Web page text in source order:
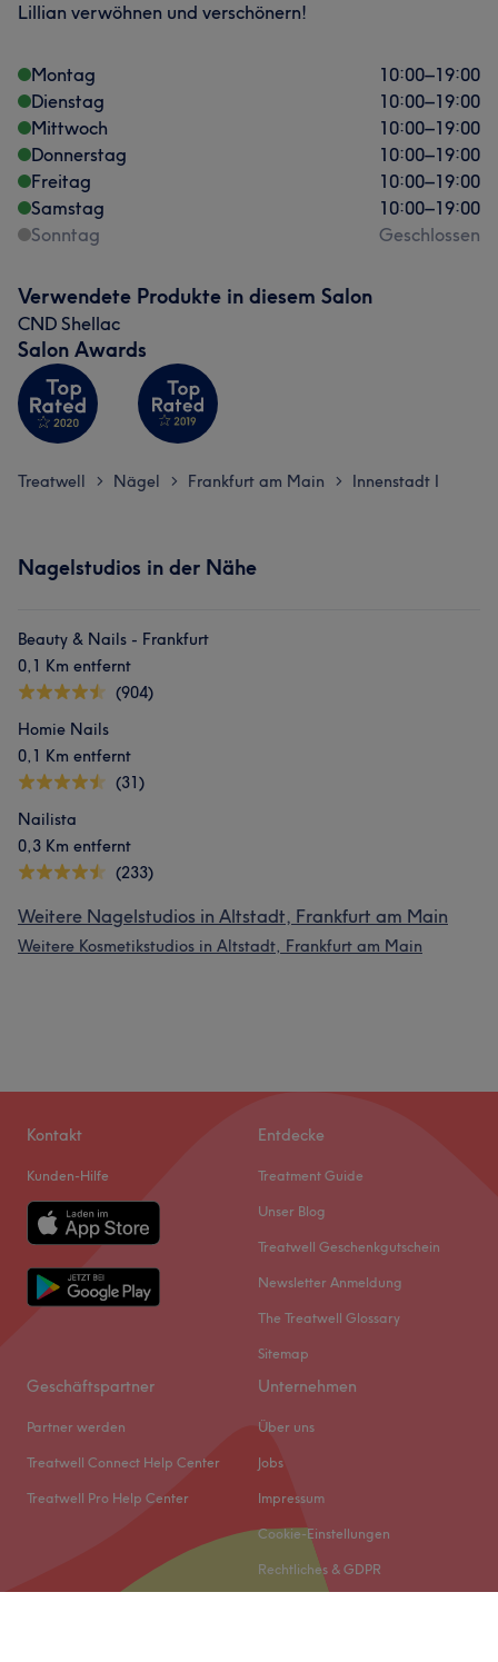
Lillian verwöhnen und verschönern!
Montag 10:00–19:00
Dienstag
10:00–19:00
Mittwoch
10:00–19:00
Donnerstag
10:00–19:00
Freitag
10:00–19:00
Samstag
10:00–19:00
Sonntag
Geschlossen
Verwendete Produkte in diesem Salon
CND Shellac
Salon Awards
Treatwell > Nägel > Frankfurt am Main > Innenstadt I
Nagelstudios in der Nähe
Beauty & Nails - Frankfurt
0,1 Km entfernt
(904)
Homie Nails
0,1 Km entfernt
(31)
Nailista
0,3 Km entfernt
(233)
Weitere Nagelstudios in Altstadt, Frankfurt am Main
Weitere Kosmetikstudios in Altstadt, Frankfurt am Main
Kontakt
Kunden-Hilfe
Entdecke
Treatment Guide
Unser Blog
Treatwell Geschenkgutschein
Newsletter Anmeldung
The Treatwell Glossary
Sitemap
Geschäftspartner
Partner werden
Treatwell Connect Help Center
Treatwell Pro Help Center
Unternehmen
Über uns
Jobs
Impressum
Cookie-Einstellungen
Rechtliches & GDPR